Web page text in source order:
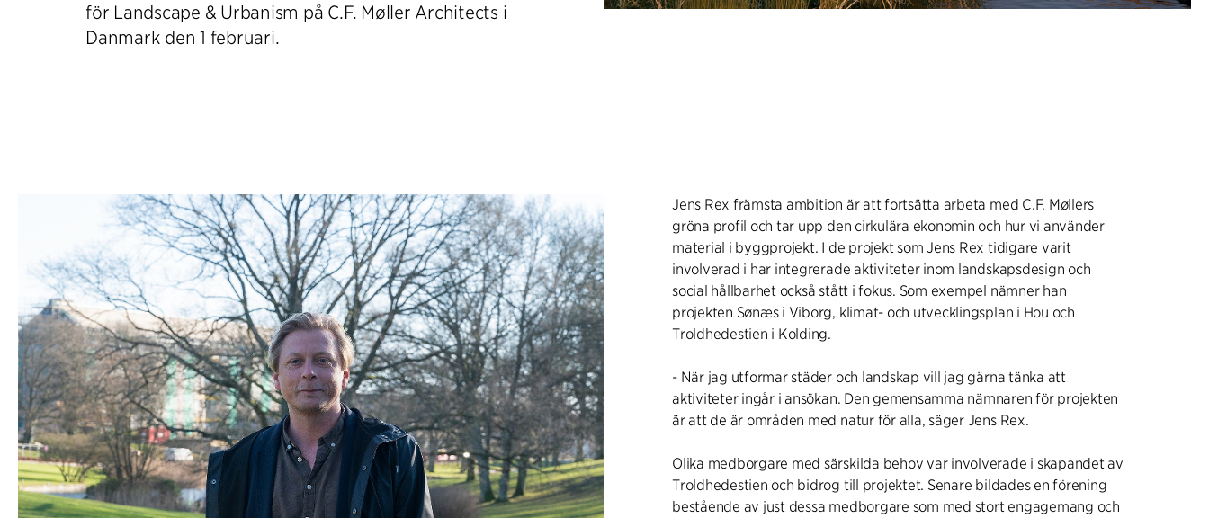
för Landscape & Urbanism på C.F. Møller Architects i
Danmark den 1 februari.
Jens Rex främsta ambition är att fortsätta arbeta med C.F. Møllers
gröna profil och tar upp den cirkulära ekonomin och hur vi använder
material i byggprojekt. I de projekt som Jens Rex tidigare varit
involverad i har integrerade aktiviteter inom landskapsdesign och
social hållbarhet också stått i fokus. Som exempel nämner han
projekten Sønæs i Viborg, klimat- och utvecklingsplan i Hou och
Troldhedestien i Kolding.
- När jag utformar städer och landskap vill jag gärna tänka att
aktiviteter ingår i ansökan. Den gemensamma nämnaren för projekten
är att de är områden med natur för alla, säger Jens Rex.
Olika medborgare med särskilda behov var involverade i skapandet av
Troldhedestien och bidrog till projektet. Senare bildades en förening
bestående av just dessa medborgare som med stort engagemang och